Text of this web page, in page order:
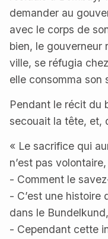
demander au
avec le corps de
bien, le gouverneur
ville, se réfugia
elle consomma son
Pendant le récit du
secouait la tête, et,
« Le sacrifice qui
n’est pas
- Comment le
- C’est une histoire
dans le
- Cependant cette